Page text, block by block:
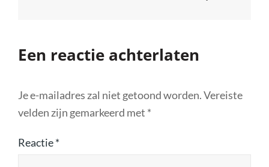
Een reactie achterlaten
Je e-mailadres zal niet getoond worden.Vereiste
velden zijn gemarkeerd met *
Reactie*